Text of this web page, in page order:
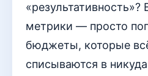
«результативность»?
метрики — просто
бюджеты, которые
списываются в